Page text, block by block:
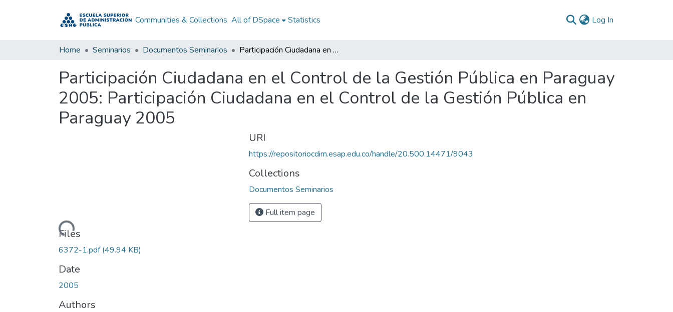
Communities & Collections All of DSpace Statistics Log In
Home Seminarios Documentos Seminarios Participación Ciudadana en el Control de la Gestión Pública en Paraguay 2005: Participación Ciudadana en el Control de la Gestión Pública en Paraguay 2005
Participación Ciudadana en el Control de la Gestión Pública en Paraguay
2005: Participación Ciudadana en el Control de la Gestión Pública en
Paraguay 2005
Loading...
Files
6372-1.pdf(49.94 KB)
Date
2005
Authors
URI
https://repositoriocdim.esap.edu.co/handle/20.500.14471/9043
Collections
Documentos Seminarios
Full item page